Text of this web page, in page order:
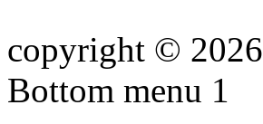
copyright © 2026
Bottom menu 1